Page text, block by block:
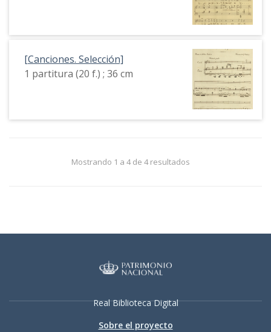
[Canciones. Selección]
1 partitura (20 f.) ; 36 cm
Mostrando 1 a 4 de 4 resultados
Real Biblioteca Digital
Sobre el proyecto